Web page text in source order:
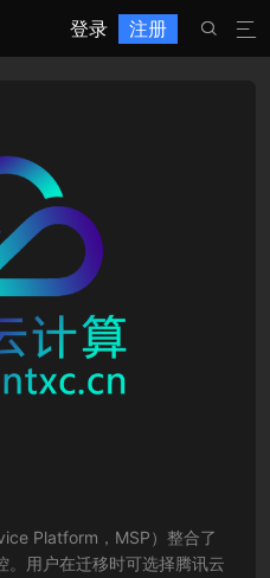
登录 注册 

Platform，MSP）整合了
。用户在迁移时可选择腾讯云